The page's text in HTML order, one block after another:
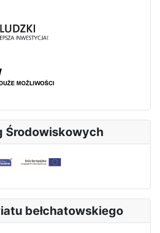
Środowiskowych
bełchatowskiego